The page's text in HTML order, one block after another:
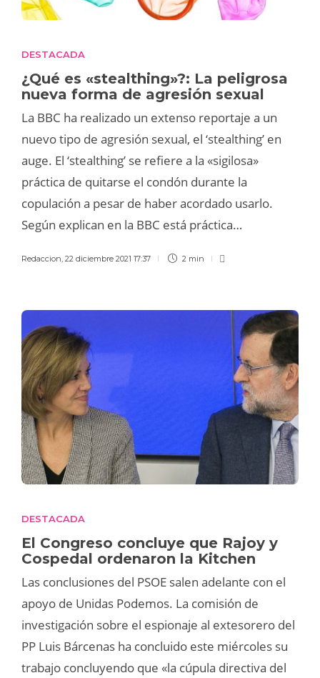
DESTACADA
¿Qué es «stealthing»?: La peligrosa
nueva forma de agresión sexual
La BBC ha realizado un extenso reportaje a un
nuevo tipo de agresión sexual, el ‘stealthing’ en
auge. El ‘stealthing’ se refiere a la «sigilosa»
práctica de quitarse el condón durante la
copulación a pesar de haber acordado usarlo.
Según explican en la BBC está práctica…
Redaccion 22 diciembre 2021 17:37 2 min
DESTACADA
El Congreso concluye que Rajoy y
Cospedal ordenaron la Kitchen
Las conclusiones del PSOE salen adelante con el
apoyo de Unidas Podemos. La comisión de
investigación sobre el espionaje al extesorero del
PP Luis Bárcenas ha concluido este miércoles su
trabajo concluyendo que «la cúpula directiva del